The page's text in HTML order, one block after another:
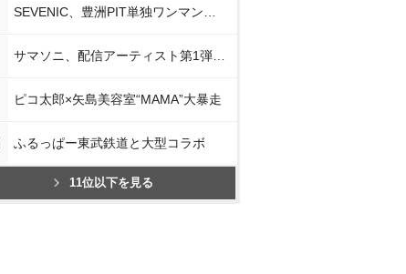
ピコ太郎×矢島美容室“MAMA”大暴走
ふるっぱー東武鉄道と大型コラボ
11位以下を見る